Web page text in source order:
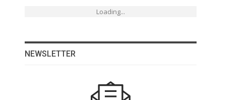
Loading...
NEWSLETTER